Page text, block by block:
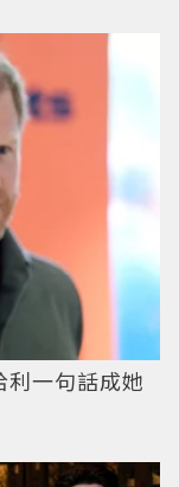
一句話成她